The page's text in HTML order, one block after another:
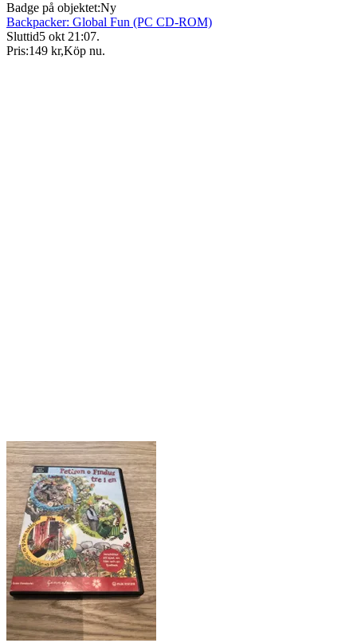
Badge på objektet:Ny
Backpacker: Global Fun (PC CD-ROM)
Sluttid5 okt 21:07.
Pris:149 kr,Köp nu.